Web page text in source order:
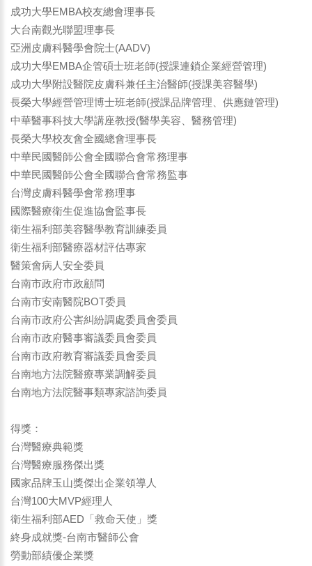
成功大學EMBA校友總會理事長
大台南觀光聯盟理事長
亞洲皮膚科醫學會院士(AADV)
成功大學EMBA企管碩士班老師(授課連鎖企業經營管理)
成功大學附設醫院皮膚科兼任主治醫師(授課美容醫學)
長榮大學經營管理博士班老師(授課品牌管理、供應鏈管理)
中華醫事科技大學講座教授(醫學美容、醫務管理)
長榮大學校友會全國總會理事長
中華民國醫師公會全國聯合會常務理事
中華民國醫師公會全國聯合會常務監事
台灣皮膚科醫學會常務理事
國際醫療衛生促進協會監事長
衛生福利部美容醫學教育訓練委員
衛生福利部醫療器材評估專家
醫策會病人安全委員
台南市政府市政顧問
台南市安南醫院BOT委員
台南市政府公害糾紛調處委員會委員
台南市政府醫事審議委員會委員
台南市政府教育審議委員會委員
台南地方法院醫療專業調解委員
台南地方法院醫事類專家諮詢委員
得獎：
台灣醫療典範獎
台灣醫療服務傑出獎
國家品牌玉山獎傑出企業領導人
台灣100大MVP經理人
衛生福利部AED「救命天使」獎
終身成就獎-台南市醫師公會
勞動部績優企業獎